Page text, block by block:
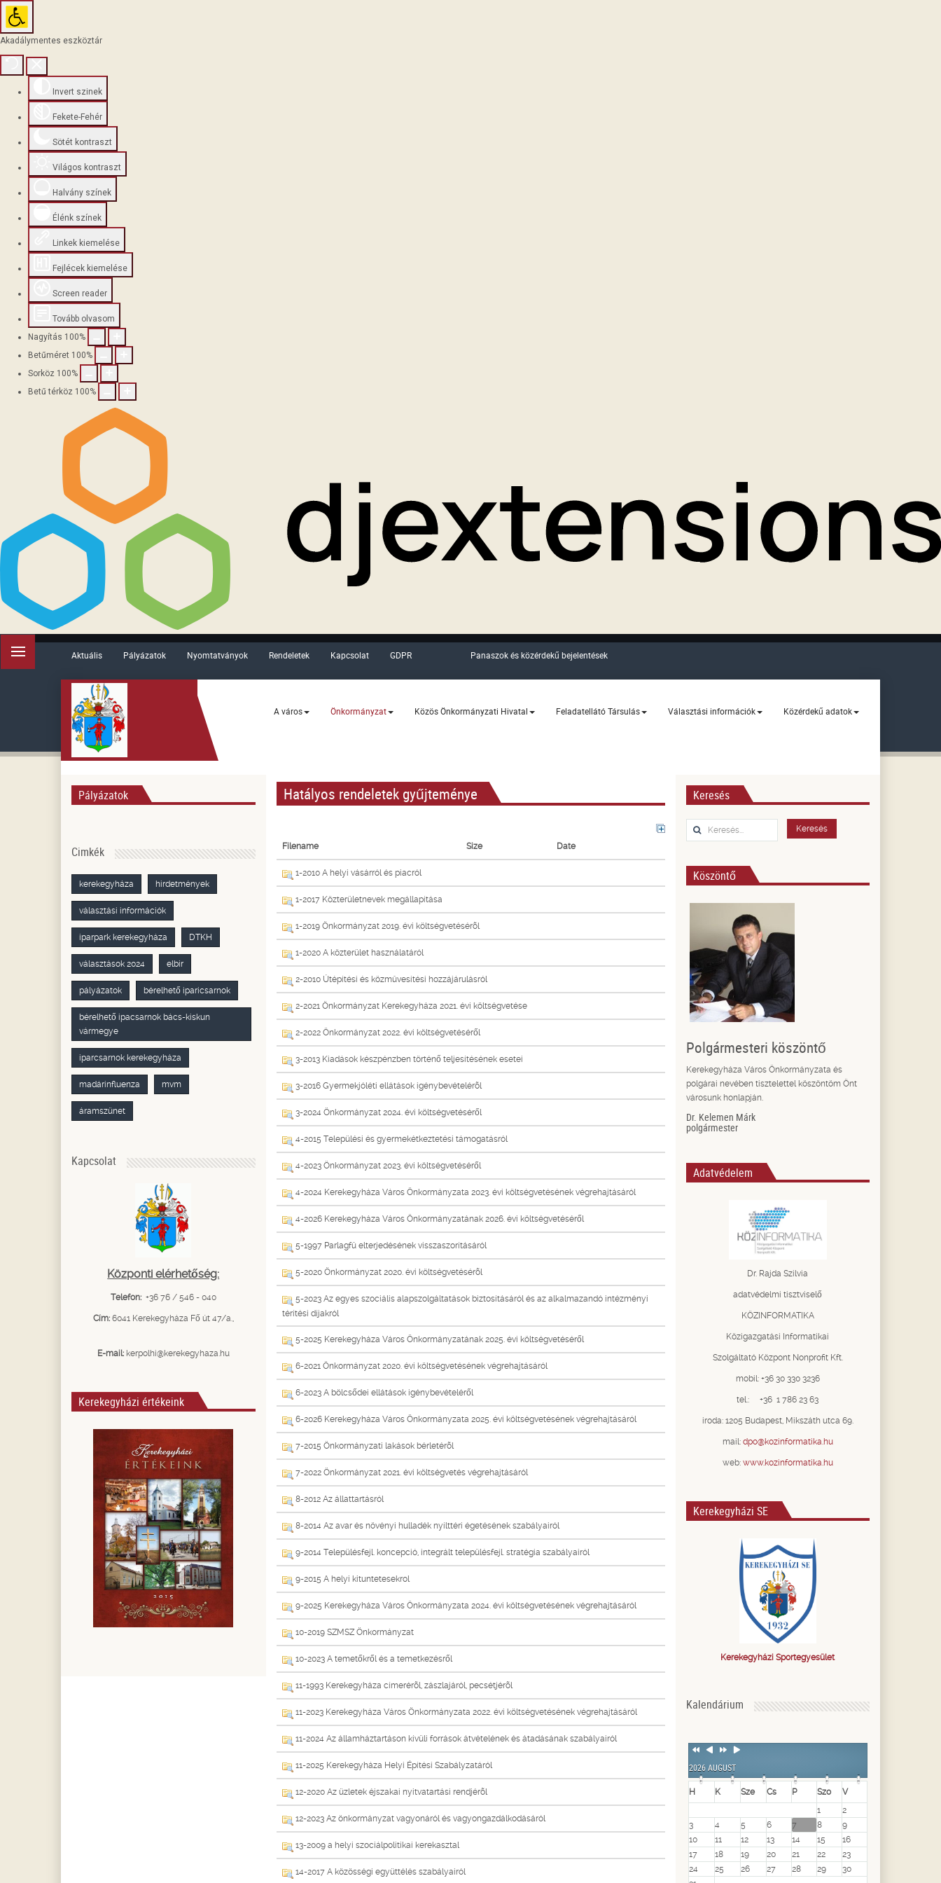
Akadálymentes eszköztár
Invert szinek
Fekete-Fehér
Sötét kontraszt
Világos kontraszt
Halvány színek
Élénk színek
Linkek kiemelése
Fejlécek kiemelése
Screen reader
Tovább olvasom
Nagyítás 100%
Betűméret 100%
Sorköz 100%
Betű térköz 100%
Aktuális Pályázatok Nyomtatványok Rendeletek Kapcsolat GDPR Panaszok és közérdekű bejelentések
A város Önkormányzat Közös Önkormányzati Hivatal Feladatellátó Társulás Választási információk Közérdekű adatok
Hatályos rendeletek gyűjteménye
Filename Size Date
1-2010 A helyi vásárról és piacról
1-2017 Közterületnevek megállapítása
1-2019 Önkormányzat 2019. évi költségvetésérõl
1-2020 A közterület használatáról
2-2010 Útépítési és közmûvesítési hozzájárulásról
2-2021 Önkormányzat Kerekegyháza 2021. évi költségvetése
2-2022 Önkormányzat 2022. évi költségvetéséről
3-2013 Kiadások készpénzben történő teljesítésének esetei
3-2016 Gyermekjóléti ellátások igénybevételérõl
3-2024 Önkormányzat 2024. évi költségvetéséről
4-2015 Települési és gyermekétkeztetési támogatásról
4-2023 Önkormányzat 2023. évi költségvetéséről
4-2024 Kerekegyháza Város Önkormányzata 2023. évi költségvetésének végrehajtásáról
4-2026 Kerekegyháza Város Önkormányzatának 2026. évi költségvetéséről
5-1997 Parlagfû elterjedésének visszaszorításáról
5-2020 Önkormányzat 2020. évi költségvetésérõl
5-2023 Az egyes szociális alapszolgáltatások biztosításáról és az alkalmazandó intézményi
térítési díjakról
5-2025 Kerekegyháza Város Önkormányzatának 2025. évi költségvetéséről
6-2021 Önkormányzat 2020. évi költségvetésének végrehajtásáról
6-2023 A bölcsődei ellátások igénybevételéről
6-2026 Kerekegyháza Város Önkormányzata 2025. évi költségvetésének végrehajtásáról
7-2015 Önkormányzati lakások bérletérõl
7-2022 Önkormányzat 2021. évi költségvetés végrehajtásáról
8-2012 Az állattartásról
8-2014 Az avar és növényi hulladék nyílttéri égetésének szabályairól
9-2014 Településfejl. koncepció, integrált településfejl. stratégia szabályairól
9-2015 A helyi kituntetesekrol
9-2025 Kerekegyháza Város Önkormányzata 2024. évi költségvetésének végrehajtásáról
10-2019 SZMSZ Önkormányzat
10-2023 A temetőkről és a temetkezésről
11-1993 Kerekegyháza címerérõl, zászlajáról, pecsétjérõl
11-2023 Kerekegyháza Város Önkormányzata 2022. évi költségvetésének végrehajtásáról
11-2024 Az államháztartáson kívüli források átvételének és átadásának szabályairól
11-2025 Kerekegyháza Helyi Építési Szabályzatáról
12-2020 Az üzletek éjszakai nyitvatartási rendjérõl
12-2023 Az önkormányzat vagyonáról és vagyongazdálkodásáról
13-2009 a helyi szociálpolitikai kerekasztal
14-2017 A közösségi együttélés szabályairól
Pályázatok
Cimkék
kerekegyháza hirdetmények
választási információk
iparpark kerekegyháza DTKH
választások 2024 elbir
pályázatok bérelhető iparicsarnok
bérelhető ipacsarnok bács-kiskun
vármegye
iparcsarnok kerekegyháza
madárinfluenza mvm
áramszünet
Kapcsolat
Központi elérhetőség:
Telefon: +36 76 / 546 - 040
Cím: 6041 Kerekegyháza Fő út 47/a.,
E-mail: kerpolhi@kerekegyhaza.hu
Kerekegyházi értékeink
Keresés
Keresés... Keresés
Köszöntő
Polgármesteri köszöntő
Kerekegyháza Város Önkormányzata és
polgárai nevében tisztelettel köszöntöm Önt
városunk honlapján.
Dr. Kelemen Márk
polgármester
Adatvédelem
Dr. Rajda Szilvia
adatvédelmi tisztviselő
KÖZINFORMATIKA
Közigazgatási Informatikai
Szolgáltató Központ Nonprofit Kft.
mobil: +36 30 330 3236
tel.: +36 1 786 23 63
iroda: 1205 Budapest, Mikszáth utca 69.
mail: dpo@kozinformatika.hu
web: www.kozinformatika.hu
Kerekegyházi SE
Kerekegyházi Sportegyesület
Kalendárium
Previous
Previous
NextNext
2026 AUGUST
H K Sze Cs P Szo
V
1
2
3
4 5 6 7 8
9
10
11 12 13 14 15
16
17
18 19 20 21 22
23
24
25 26 27 28 29
30